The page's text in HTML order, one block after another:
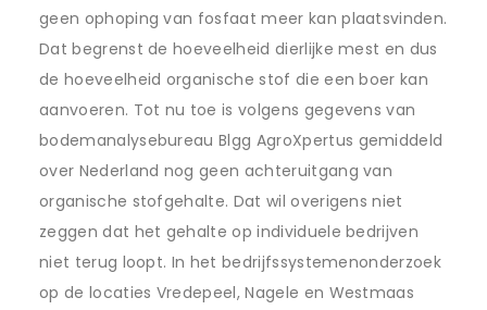
geen ophoping van fosfaat meer kan plaatsvinden.
Dat begrenst de hoeveelheid dierlijke mest en dus
de hoeveelheid organische stof die een boer kan
aanvoeren. Tot nu toe is volgens gegevens van
bodemanalysebureau Blgg AgroXpertus gemiddeld
over Nederland nog geen achteruitgang van
organische stofgehalte. Dat wil overigens niet
zeggen dat het gehalte op individuele bedrijven
niet terug loopt. In het bedrijfssystemenonderzoek
op de locaties Vredepeel, Nagele en Westmaas